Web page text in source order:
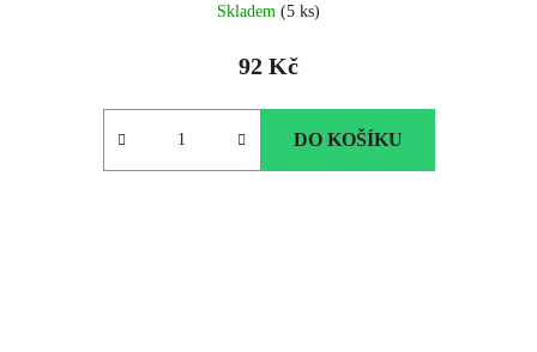
Skladem (5 ks)
92 Kč
DO KOŠÍKU